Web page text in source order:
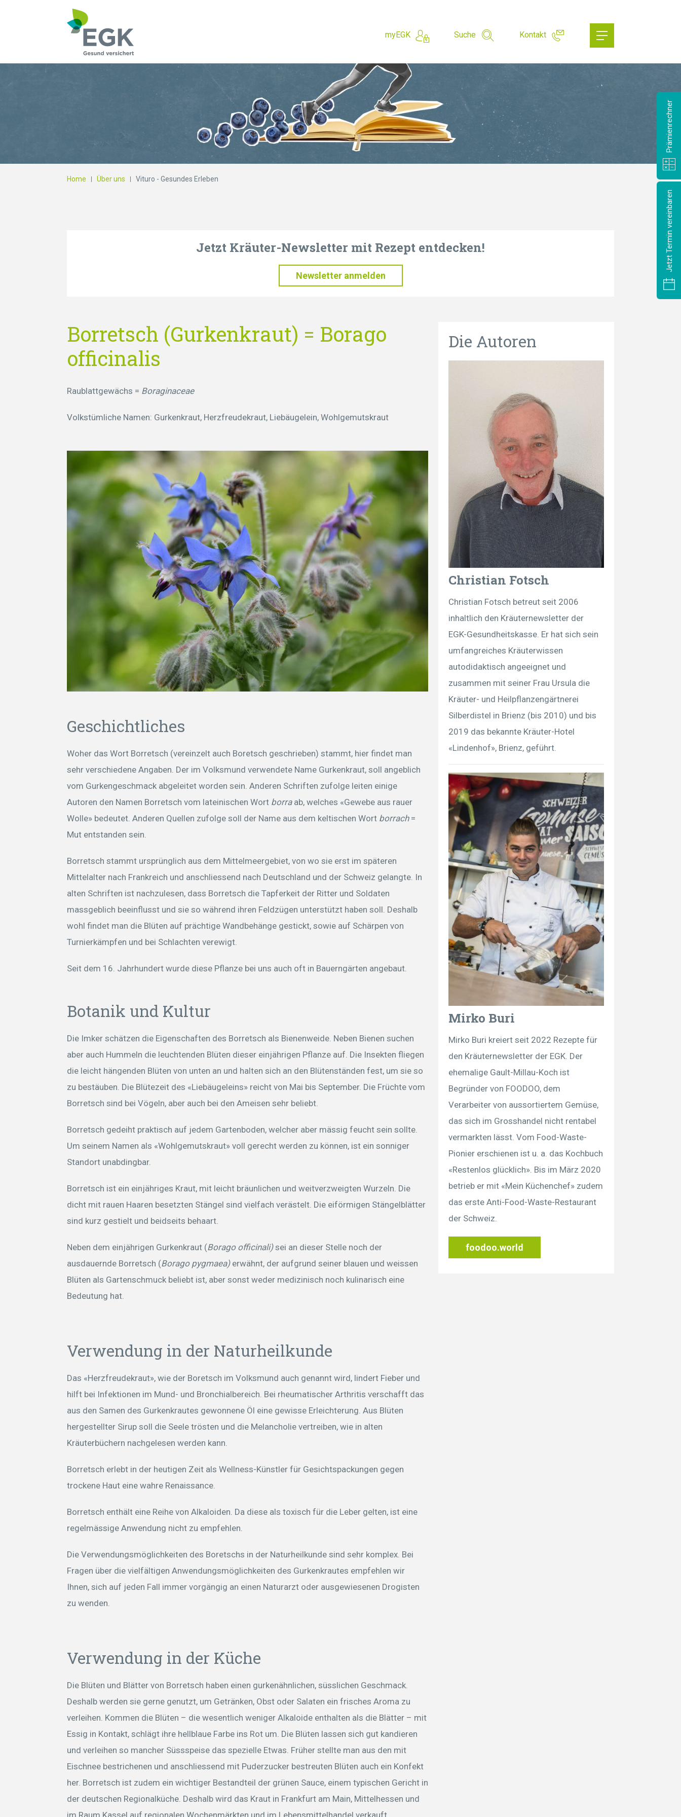
Prämienrechner
Jetzt Termin vereinbaren
myEGK Suche Kontakt
Home Über uns Vituro - Gesundes Erleben
Jetzt Kräuter-Newsletter mit Rezept entdecken!
Newsletter anmelden
Borretsch (Gurkenkraut) = Borago
officinalis
Raublattgewächs = Boraginaceae
Volkstümliche Namen: Gurkenkraut, Herzfreudekraut, Liebäugelein, Wohlgemutskraut
Geschichtliches
Woher das Wort Borretsch (vereinzelt auch Boretsch geschrieben) stammt, hier findet man
sehr verschiedene Angaben. Der im Volksmund verwendete Name Gurkenkraut, soll angeblich
vom Gurkengeschmack abgeleitet worden sein. Anderen Schriften zufolge leiten einige
Autoren den Namen Borretsch vom lateinischen Wort borraab, welches «Gewebe aus rauer
Wolle» bedeutet. Anderen Quellen zufolge soll der Name aus dem keltischen Wort borrach=
Mut entstanden sein.
Borretsch stammt ursprünglich aus dem Mittelmeergebiet, von wo sie erst im späteren
Mittelalter nach Frankreich und anschliessend nach Deutschland und der Schweiz gelangte. In
alten Schriften ist nachzulesen, dass Borretsch die Tapferkeit der Ritter und Soldaten
massgeblich beeinflusst und sie so während ihren Feldzügen unterstützt haben soll. Deshalb
wohl findet man die Blüten auf prächtige Wandbehänge gestickt, sowie auf Schärpen von
Turnierkämpfen und bei Schlachten verewigt.
Seit dem 16. Jahrhundert wurde diese Pflanze bei uns auch oft in Bauerngärten angebaut.
Botanik und Kultur
Die Imker schätzen die Eigenschaften des Borretsch als Bienenweide. Neben Bienen suchen
aber auch Hummeln die leuchtenden Blüten dieser einjährigen Pflanze auf. Die Insekten fliegen
die leicht hängenden Blüten von unten an und halten sich an den Blütenständen fest, um sie so
zu bestäuben. Die Blütezeit des «Liebäugeleins» reicht von Mai bis September. Die Früchte vom
Borretsch sind bei Vögeln, aber auch bei den Ameisen sehr beliebt.
Borretsch gedeiht praktisch auf jedem Gartenboden, welcher aber mässig feucht sein sollte.
Um seinem Namen als «Wohlgemutskraut» voll gerecht werden zu können, ist ein sonniger
Standort unabdingbar.
Borretsch ist ein einjähriges Kraut, mit leicht bräunlichen und weitverzweigten Wurzeln. Die
dicht mit rauen Haaren besetzten Stängel sind vielfach verästelt. Die eiförmigen Stängelblätter
sind kurz gestielt und beidseits behaart.
Neben dem einjährigen Gurkenkraut (Borago officinali)sei an dieser Stelle noch der
ausdauernde Borretsch (Borago pygmaea)erwähnt, der aufgrund seiner blauen und weissen
Blüten als Gartenschmuck beliebt ist, aber sonst weder medizinisch noch kulinarisch eine
Bedeutung hat.
Verwendung in der Naturheilkunde
Das «Herzfreudekraut», wie der Boretsch im Volksmund auch genannt wird, lindert Fieber und
hilft bei Infektionen im Mund- und Bronchialbereich. Bei rheumatischer Arthritis verschafft das
aus den Samen des Gurkenkrautes gewonnene Öl eine gewisse Erleichterung. Aus Blüten
hergestellter Sirup soll die Seele trösten und die Melancholie vertreiben, wie in alten
Kräuterbüchern nachgelesen werden kann.
Borretsch erlebt in der heutigen Zeit als Wellness-Künstler für Gesichtspackungen gegen
trockene Haut eine wahre Renaissance.
Borretsch enthält eine Reihe von Alkaloiden. Da diese als toxisch für die Leber gelten, ist eine
regelmässige Anwendung nicht zu empfehlen.
Die Verwendungsmöglichkeiten des Boretschs in der Naturheilkunde sind sehr komplex. Bei
Fragen über die vielfältigen Anwendungsmöglichkeiten des Gurkenkrautes empfehlen wir
Ihnen, sich auf jeden Fall immer vorgängig an einen Naturarzt oder ausgewiesenen Drogisten
zu wenden.
Verwendung in der Küche
Die Blüten und Blätter von Borretsch haben einen gurkenähnlichen, süsslichen Geschmack.
Deshalb werden sie gerne genutzt, um Getränken, Obst oder Salaten ein frisches Aroma zu
verleihen. Kommen die Blüten – die wesentlich weniger Alkaloide enthalten als die Blätter – mit
Essig in Kontakt, schlägt ihre hellblaue Farbe ins Rot um. Die Blüten lassen sich gut kandieren
und verleihen so mancher Süssspeise das spezielle Etwas. Früher stellte man aus den mit
Eischnee bestrichenen und anschliessend mit Puderzucker bestreuten Blüten auch ein Konfekt
her. Borretsch ist zudem ein wichtiger Bestandteil der grünen Sauce, einem typischen Gericht in
der deutschen Regionalküche. Deshalb wird das Kraut in Frankfurt am Main, Mittelhessen und
Die Autoren
Christian Fotsch
Christian Fotsch betreut seit 2006
inhaltlich den Kräuternewsletter der
EGK-Gesundheitskasse. Er hat sich sein
umfangreiches Kräuterwissen
autodidaktisch angeeignet und
zusammen mit seiner Frau Ursula die
Kräuter- und Heilpflanzengärtnerei
Silberdistel in Brienz (bis 2010) und bis
2019 das bekannte Kräuter-Hotel
«Lindenhof», Brienz, geführt.
Mirko Buri
Mirko Buri kreiert seit 2022 Rezepte für
den Kräuternewsletter der EGK. Der
ehemalige Gault-Millau-Koch ist
Begründer von FOODOO, dem
Verarbeiter von aussortiertem Gemüse,
das sich im Grosshandel nicht rentabel
vermarkten lässt. Vom Food-Waste-
Pionier erschienen ist u. a. das Kochbuch
«Restenlos glücklich». Bis im März 2020
betrieb er mit «Mein Küchenchef» zudem
das erste Anti-Food-Waste-Restaurant
der Schweiz.
foodoo.world
Wonach suchen Sie?